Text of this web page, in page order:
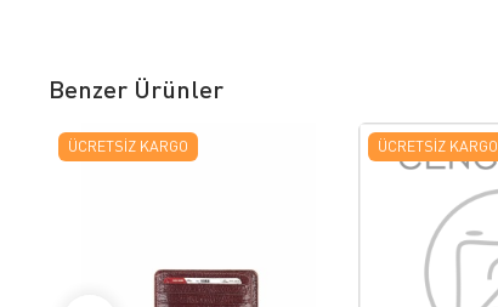
Benzer Ürünler
ÜCRETSIZ KARGO ÜCRETSIZ KARGO